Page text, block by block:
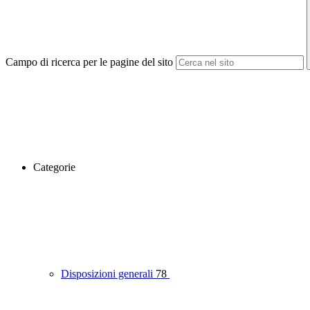
Campo di ricerca per le pagine del sito
Categorie
Disposizioni generali 78